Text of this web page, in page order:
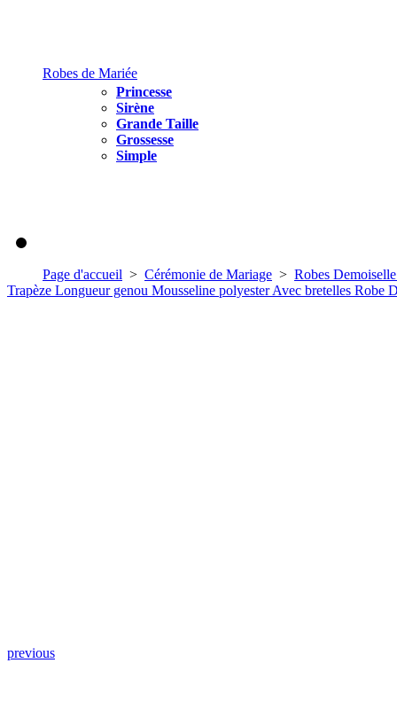
Robes de Mariée
Princesse
Sirène
Grande Taille
Grossesse
Simple
Page d'accueil > Cérémonie de Mariage > Robes
Trapèze Longueur genou Mousseline polyester Avec bretelles Robe
previous